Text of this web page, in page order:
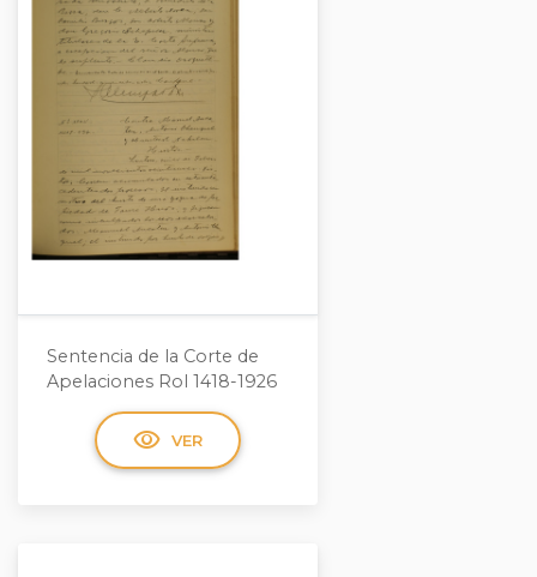
Sentencia de la Corte de
Apelaciones Rol 1418-1926
visibility VER